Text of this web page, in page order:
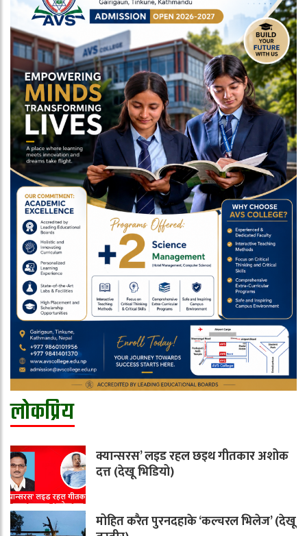
लोकप्रिय
क्यान्सरस’ लइड रहल छइथ गीतकार अशोक
दत्त (देखू भिडियो)
मोहित करैत पुरनदहाके ‘कल्चरल भिलेज’ (देखू